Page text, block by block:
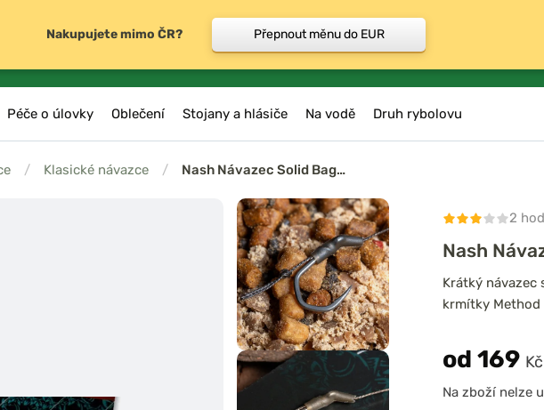
Péče o úlovky Oblečení Stojany a hlásiče Na vodě Druh rybolovu
/ Klasické návazce / Nash Návazec Solid Bag…
2
Nash
Krátký návazec
krmítky Method
od 169 Kč
Na zboží nelze
Nakupujete mimo ČR? Přepnout měnu do EUR